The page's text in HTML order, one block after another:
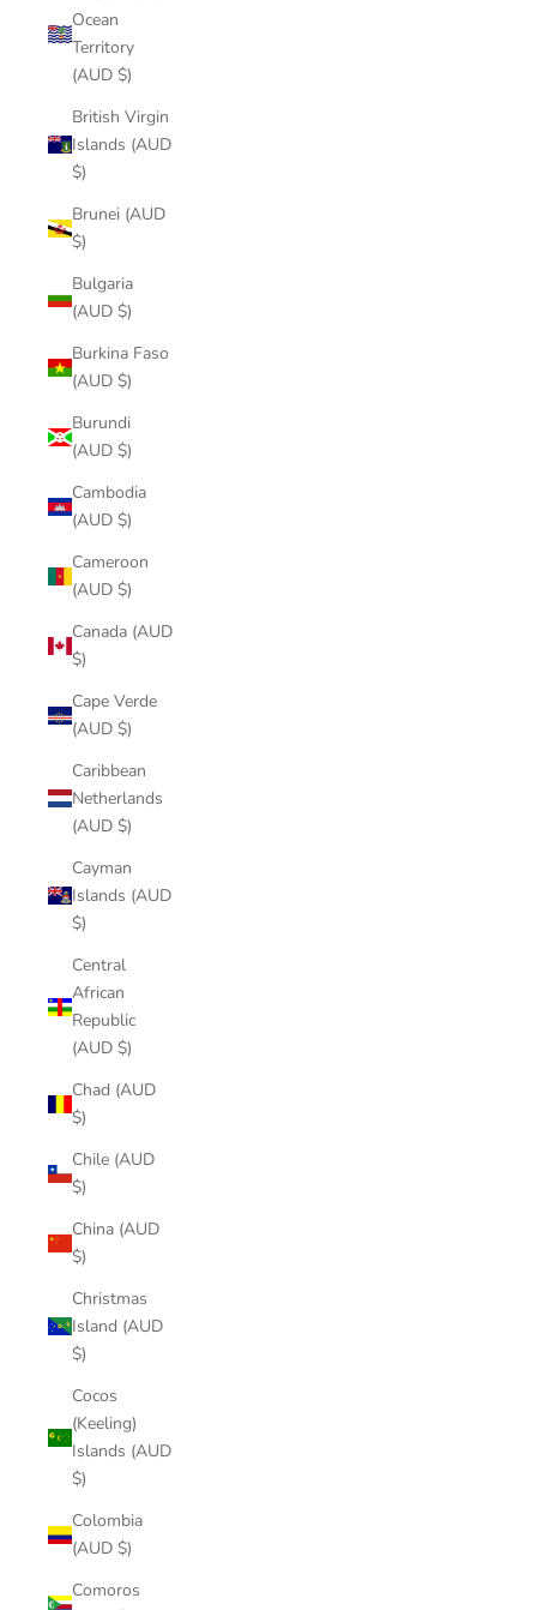
Ocean
Territory
(AUD $)
British Virgin
Islands (AUD
$)
Brunei (AUD
$)
Bulgaria
(AUD $)
Burkina Faso
(AUD $)
Burundi
(AUD $)
Cambodia
(AUD $)
Cameroon
(AUD $)
Canada (AUD
$)
Cape Verde
(AUD $)
Caribbean
Netherlands
(AUD $)
Cayman
Islands (AUD
$)
Central
African
Republic
(AUD $)
Chad (AUD
$)
Chile (AUD
$)
China (AUD
$)
Christmas
Island (AUD
$)
Cocos
(Keeling)
Islands (AUD
$)
Colombia
(AUD $)
Comoros